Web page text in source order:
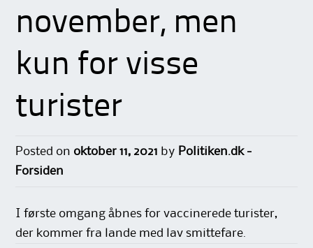
november, men
kun for visse
turister
Posted on oktober 11, 2021 by Politiken.dk -
Forsiden
I første omgang åbnes for vaccinerede turister,
der kommer fra lande med lav smittefare.